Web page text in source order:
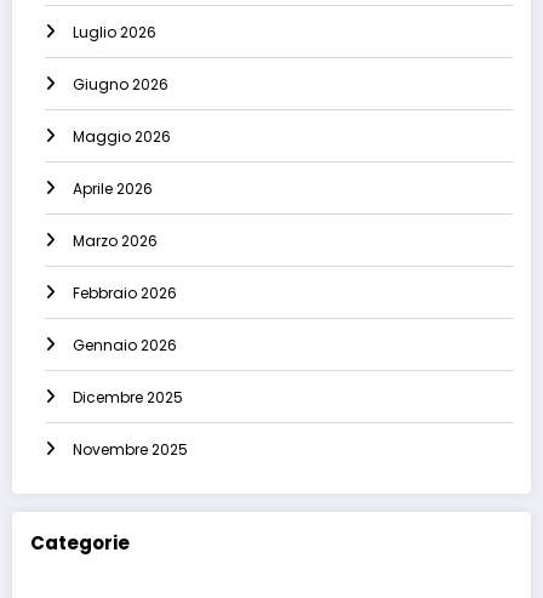
Luglio 2026
Giugno 2026
Maggio 2026
Aprile 2026
Marzo 2026
Febbraio 2026
Gennaio 2026
Dicembre 2025
Novembre 2025
Categorie